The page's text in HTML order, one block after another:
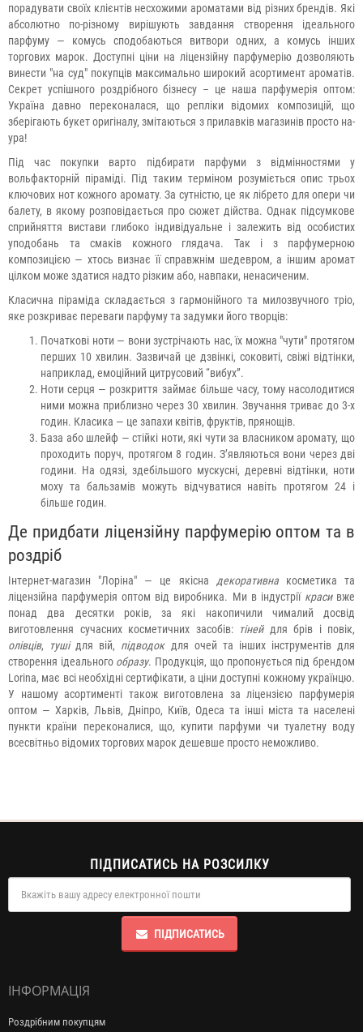
порадувати своїх клієнтів несхожими ароматами від різних брендів. Які
абсолютно по-різному вирішують завдання створення ідеального
парфуму — комусь сподобаються витвори одних, а комусь інших
торгових марок. Доступні ціни на ліцензійну парфумерію дозволяють
винести "на суд" покупців максимально широкий асортимент ароматів.
Секрет успішного роздрібного бізнесу – це наша парфумерія оптом:
Україна давно переконалася, що репліки відомих композицій, що
зберігають букет оригіналу, змітаються з прилавків магазинів просто на-
ура!
Під час покупки варто підбирати парфуми з відмінностями у
вольфакторній піраміді. Під таким терміном розуміється опис трьох
ключових нот кожного аромату. За сутністю, це як лібрето для опери чи
балету, в якому розповідається про сюжет дійства. Однак підсумкове
сприйняття вистави глибоко індивідуальне і залежить від особистих
уподобань та смаків кожного глядача. Так і з парфумерною
композицією — хтось визнає її справжнім шедевром, а іншим аромат
цілком може здатися надто різким або, навпаки, ненасиченим.
Класична піраміда складається з гармонійного та милозвучного тріо,
яке розкриває переваги парфуму та задумки його творців:
Початкові ноти — вони зустрічають нас, їх можна "чути" протягом
перших 10 хвилин. Зазвичай це дзвінкі, соковиті, свіжі відтінки,
наприклад, емоційний цитрусовий “вибух”.
Ноти серця — розкриття займає більше часу, тому насолодитися
ними можна приблизно через 30 хвилин. Звучання триває до 3-х
годин. Класика — це запахи квітів, фруктів, прянощів.
База або шлейф — стійкі ноти, які чути за власником аромату, що
проходить поруч, протягом 8 годин. З’являються вони через дві
години. На одязі, здебільшого мускусні, деревні відтінки, ноти
моху та бальзамів можуть відчуватися навіть протягом 24 і
більше годин.
Де придбати ліцензійну парфумерію оптом та в
роздріб
Інтернет-магазин "Лоріна" — це якісна декоративнакосметика та
ліцензійна парфумерія оптом від виробника. Ми в індустрії красивже
понад два десятки років, за які накопичили чималий досвід
виготовлення сучасних косметичних засобів: тінейдля брів і повік,
олівців, тушідля вій, підводок для очей та інших інструментів для
створення ідеального образу. Продукція, що пропонується під брендом
Lorina, має всі необхідні сертифікати, а ціни доступні кожному українцю.
У нашому асортименті також виготовлена ​​за ліцензією парфумерія
оптом — Харків, Львів, Дніпро, Київ, Одеса та інші міста та населені
пункти країни переконалися, що, купити парфуми чи туалетну воду
всесвітньо відомих торгових марок дешевше просто неможливо.
ПІДПИСАТИСЬ НА РОЗСИЛКУ
ПІДПИСАТИСЬ
ІНФОРМАЦІЯ
Роздрібним покупцям